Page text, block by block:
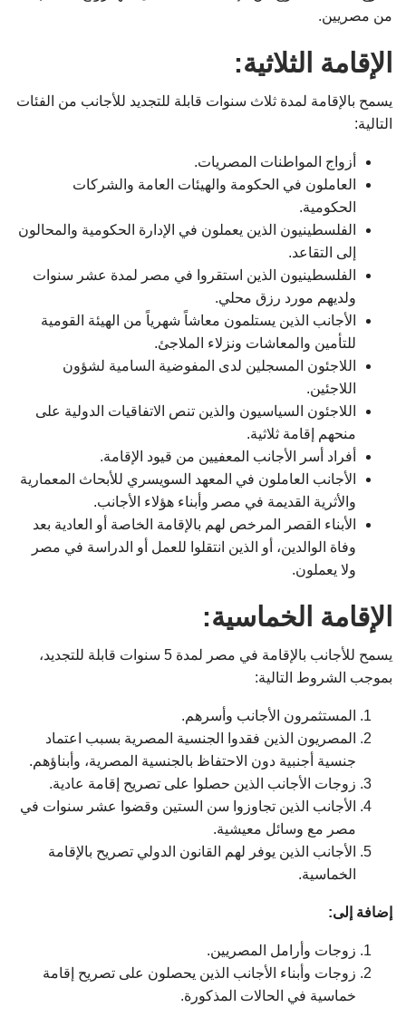
من مصريين.
الإقامة الثلاثية:
يسمح بالإقامة لمدة ثلاث سنوات قابلة للتجديد للأجانب من الفئات
التالية:
أزواج المواطنات المصريات.
العاملون في الحكومة والهيئات العامة والشركات
الحكومية.
الفلسطينيون الذين يعملون في الإدارة الحكومية والمحالون
إلى التقاعد.
الفلسطينيون الذين استقروا في مصر لمدة عشر سنوات
ولديهم مورد رزق محلي.
الأجانب الذين يستلمون معاشاً شهرياً من الهيئة القومية
للتأمين والمعاشات ونزلاء الملاجئ.
اللاجئون المسجلين لدى المفوضية السامية لشؤون
اللاجئين.
اللاجئون السياسيون والذين تنص الاتفاقيات الدولية على
منحهم إقامة ثلاثية.
أفراد أسر الأجانب المعفيين من قيود الإقامة.
الأجانب العاملون في المعهد السويسري للأبحاث المعمارية
والأثرية القديمة في مصر وأبناء هؤلاء الأجانب.
الأبناء القصر المرخص لهم بالإقامة الخاصة أو العادية بعد
وفاة الوالدين، أو الذين انتقلوا للعمل أو الدراسة في مصر
ولا يعملون.
الإقامة الخماسية:
يسمح للأجانب بالإقامة في مصر لمدة 5 سنوات قابلة للتجديد،
بموجب الشروط التالية:
المستثمرون الأجانب وأسرهم.
المصريون الذين فقدوا الجنسية المصرية بسبب اعتماد
جنسية أجنبية دون الاحتفاظ بالجنسية المصرية، وأبناؤهم.
زوجات الأجانب الذين حصلوا على تصريح إقامة عادية.
الأجانب الذين تجاوزوا سن الستين وقضوا عشر سنوات في
مصر مع وسائل معيشية.
الأجانب الذين يوفر لهم القانون الدولي تصريح بالإقامة
الخماسية.
إضافة إلى:
زوجات وأرامل المصريين.
زوجات وأبناء الأجانب الذين يحصلون على تصريح إقامة
خماسية في الحالات المذكورة.